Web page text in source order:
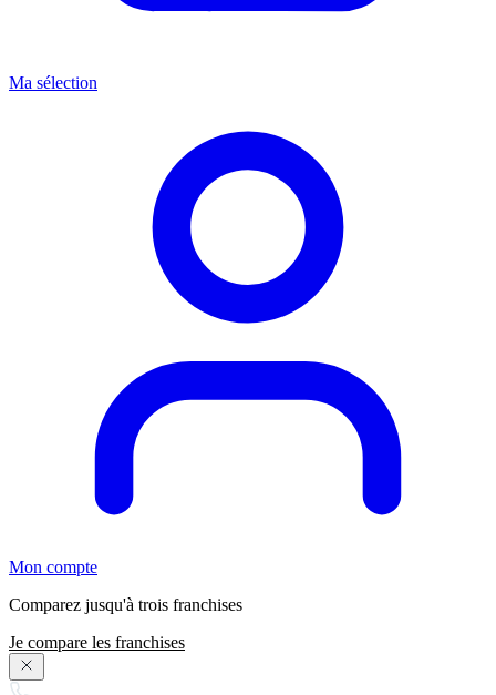
Ma sélection
Mon compte
Comparez jusqu'à trois franchises
Je compare les franchises